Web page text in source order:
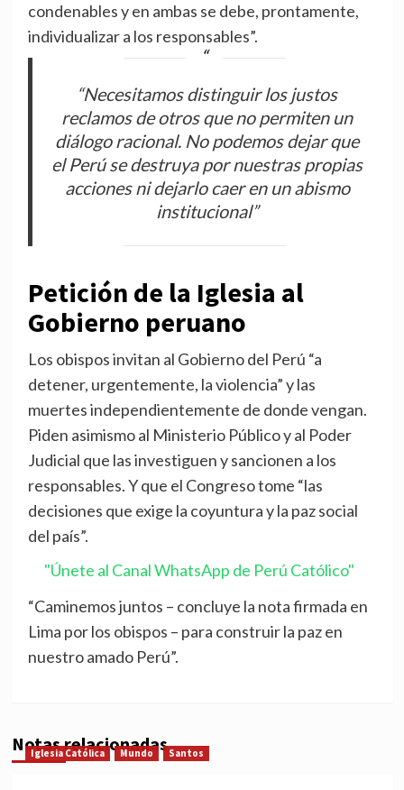
condenables y en ambas se debe, prontamente,
individualizar a los responsables”.
“Necesitamos distinguir los justos
reclamos de otros que no permiten un
diálogo racional. No podemos dejar que
el Perú se destruya por nuestras propias
acciones ni dejarlo caer en un abismo
institucional”
Petición de la Iglesia al
Gobierno peruano
Los obispos invitan al Gobierno del Perú “a
detener, urgentemente, la violencia” y las
muertes independientemente de donde vengan.
Piden asimismo al Ministerio Público y al Poder
Judicial que las investiguen y sancionen a los
responsables. Y que el Congreso tome “las
decisiones que exige la coyuntura y la paz social
del país”.
"Únete al Canal WhatsApp de Perú Católico"
“Caminemos juntos – concluye la nota firmada en
Lima por los obispos – para construir la paz en
nuestro amado Perú”.
Notas relacionadas
Iglesia Católica Mundo Santos